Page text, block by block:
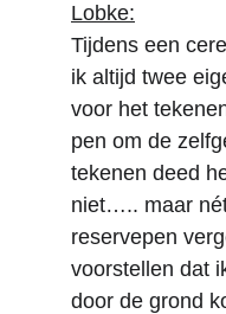
Lobke:
Tijdens een
ik altijd twee
voor het
pen om de
tekenen deed
niet….. maar
reservepen
voorstellen dat
door de grond